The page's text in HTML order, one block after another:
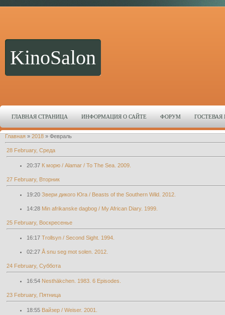
KinoSalon
ГЛАВНАЯ СТРАНИЦА ИНФОРМАЦИЯ О САЙТЕ ФОРУМ ГОСТЕВАЯ
Главная » 2018 » Февраль
28 February, Среда
20:37 К морю / Alamar / To The Sea. 2009.
27 February, Вторник
19:20 Звери дикого Юга / Beasts of the Southern Wild. 2012.
14:28 Min afrikanske dagbog / My African Diary. 1999.
25 February, Воскресенье
16:17 Trollsyn / Second Sight. 1994.
02:27 Å snu seg mot solen. 2012.
24 February, Суббота
16:54 Nesthäkchen. 1983. 6 Episodes.
23 February, Пятница
18:55 Вайзер / Weiser. 2001.